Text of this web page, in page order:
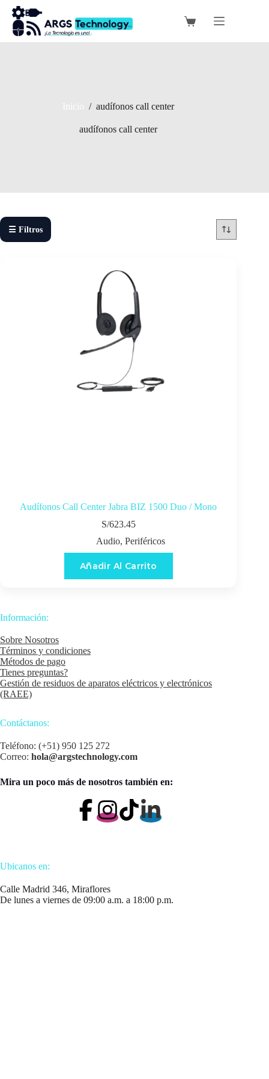
Saltar
contenido
Carro
/ audífonos call center
audífonos call center
☰ Filtros
Audífonos Call Center Jabra BIZ 1500 Duo / Mono
S/623.45
Audio, Periféricos
Añadir Al Carrito
Información:
Sobre Nosotros
Términos y condiciones
Métodos de pago
Tienes preguntas?
Gestión de residuos de aparatos eléctricos y electrónicos
(RAEE)
Contáctanos:
Teléfono: (+51) 950 125 272
Correo: hola@argstechnology.com
Mira un poco más de nosotros también en:
Ubicanos en:
Calle Madrid 346, Miraflores
De lunes a viernes de 09:00 a.m. a 18:00 p.m.